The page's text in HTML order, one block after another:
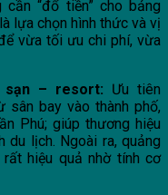
cần “đổ tiền” cho bảng
lựa chọn hình thức và vị
vừa tối ưu chi phí, vừa
sạn – resort: Ưu tiên
bay vào thành phố,
Phú; giúp thương hiệu
du lịch. Ngoài ra, quảng
hiệu quả nhờ tính cơ